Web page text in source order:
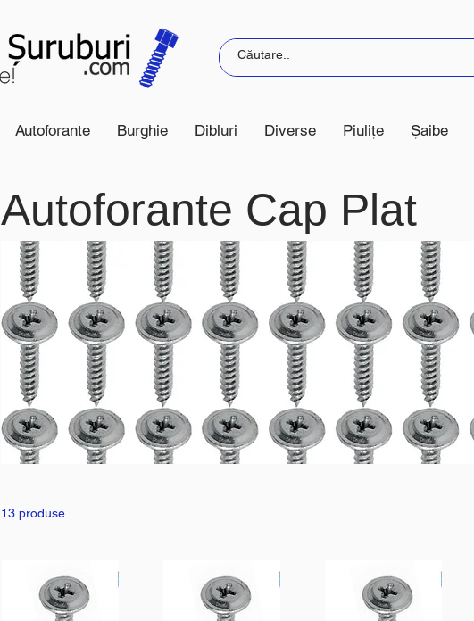
Autoforante Burghie Dibluri Diverse Piulițe Șaibe
Autoforante Cap Plat
13 produse